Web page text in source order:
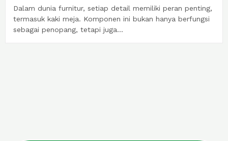
Dalam dunia furnitur, setiap detail memiliki peran penting,
termasuk kaki meja. Komponen ini bukan hanya berfungsi
sebagai penopang, tetapi juga...